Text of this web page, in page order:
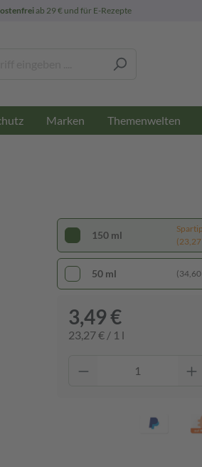
ab 29 € und für E-Rezepte
Marken Themenwelten
150 ml
(23,27
50 ml (34,60
3,49 €
23,27 € / 1 l